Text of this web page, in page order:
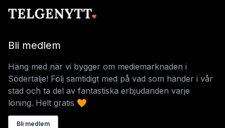
Bli medlem
Häng med när vi bygger om mediemarknaden i
Södertälje! Följ samtidigt med på vad som händer i vår
stad och ta del av fantastiska erbjudanden varje
löning. Helt gratis 🧡
Bli medlem